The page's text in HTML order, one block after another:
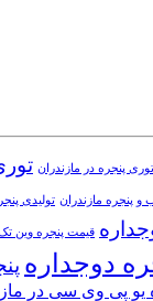
پنجره در مازندران
و پنجره مازندران تولیدی
قیمت پنجره وین
دوجداره
یو پی وی سی در